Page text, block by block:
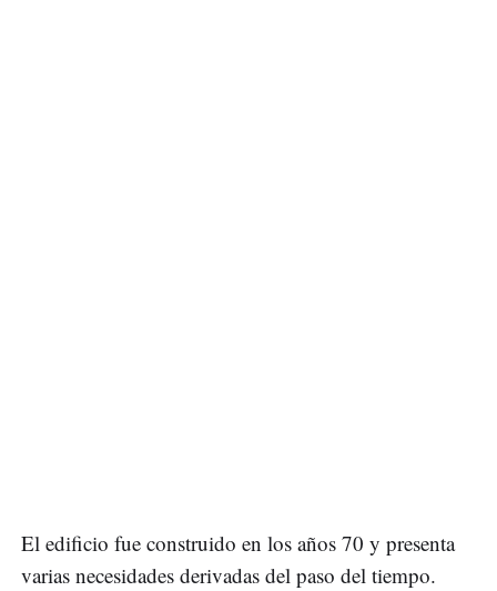
El edificio fue construido en los años 70 y presenta
varias necesidades derivadas del paso del tiempo.